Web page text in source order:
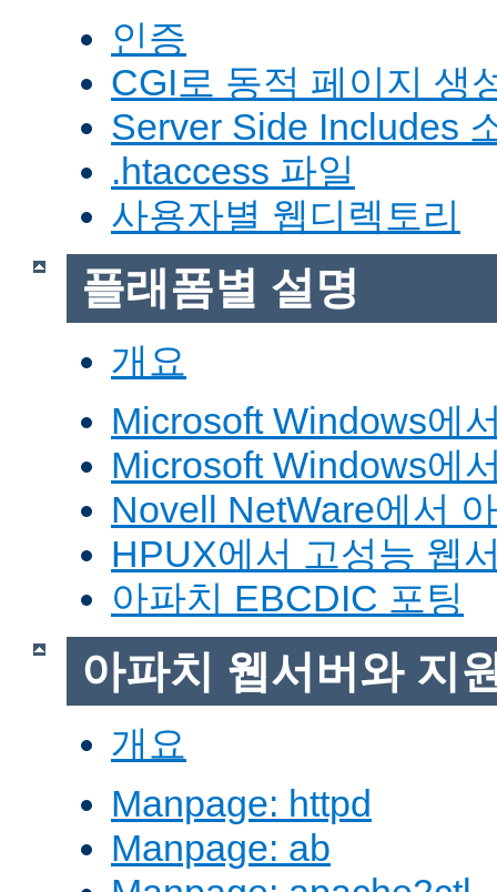
인증
CGI로 동적 페이지 생
Server Side Includes
.htaccess 파일
사용자별 웹디렉토리
플래폼별 설명
개요
Microsoft Windows에
Microsoft Windows에
Novell NetWare에서
HPUX에서 고성능 웹
아파치 EBCDIC 포팅
아파치 웹서버와 지
개요
Manpage: httpd
Manpage: ab